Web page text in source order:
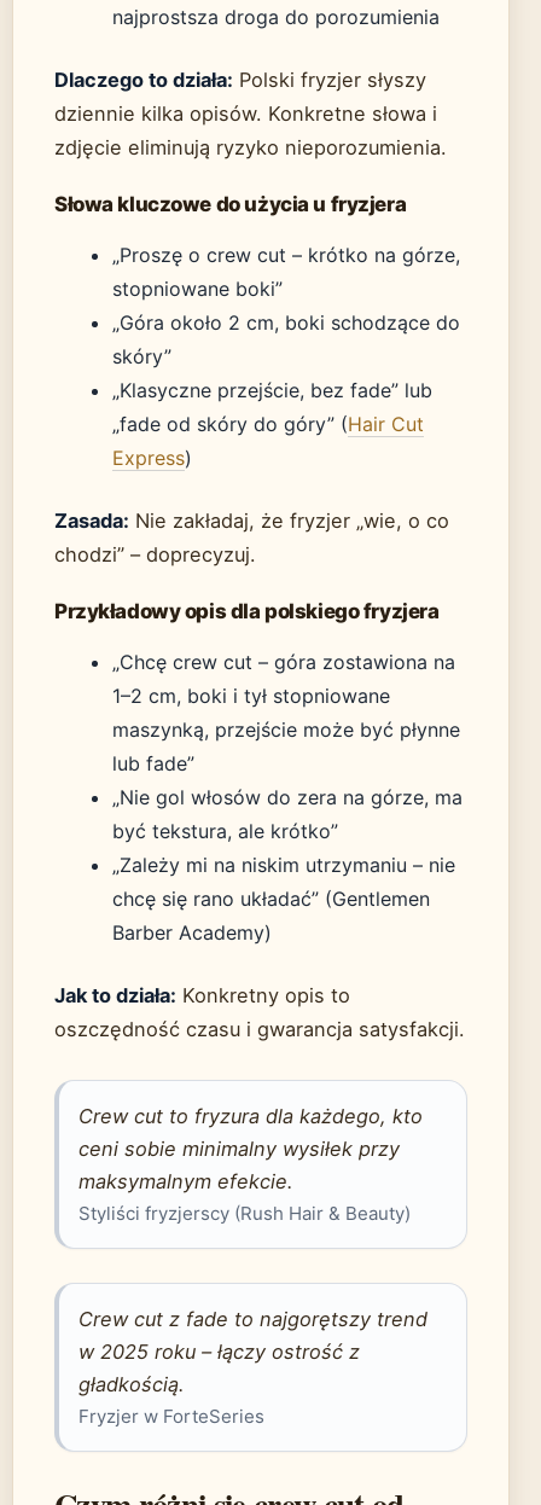
najprostsza droga do porozumienia
Dlaczego to działa: Polski fryzjer słyszy
dziennie kilka opisów. Konkretne słowa i
zdjęcie eliminują ryzyko nieporozumienia.
Słowa kluczowe do użycia u fryzjera
„Proszę o crew cut – krótko na górze,
stopniowane boki”
„Góra około 2 cm, boki schodzące do
skóry”
„Klasyczne przejście, bez fade” lub
„fade od skóry do góry” (Hair Cut
Express)
Zasada: Nie zakładaj, że fryzjer „wie, o co
chodzi” – doprecyzuj.
Przykładowy opis dla polskiego fryzjera
„Chcę crew cut – góra zostawiona na
1–2 cm, boki i tył stopniowane
maszynką, przejście może być płynne
lub fade”
„Nie gol włosów do zera na górze, ma
być tekstura, ale krótko”
„Zależy mi na niskim utrzymaniu – nie
chcę się rano układać” (Gentlemen
Barber Academy)
Jak to działa: Konkretny opis to
oszczędność czasu i gwarancja satysfakcji.
Crew cut to fryzura dla każdego, kto
ceni sobie minimalny wysiłek przy
maksymalnym efekcie.
Styliści fryzjerscy (Rush Hair & Beauty)
Crew cut z fade to najgorętszy trend
w 2025 roku – łączy ostrość z
gładkością.
Fryzjer w ForteSeries